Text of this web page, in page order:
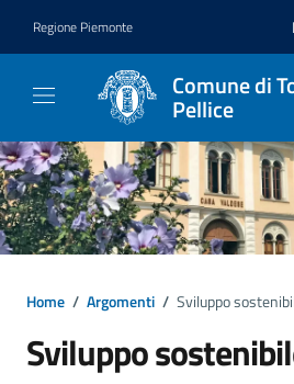
Regione Piemonte
Comune di
Pellice
Home / Argomenti / Sviluppo
Sviluppo